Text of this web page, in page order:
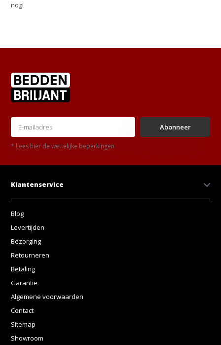
nog!
Abonneer
* Lees hier de wettelijke beperkingen
Klantenservice
Blog
Levertijden
Bezorging
Retourneren
Betaling
Garantie
Algemene voorwaarden
Contact
Sitemap
Showroom